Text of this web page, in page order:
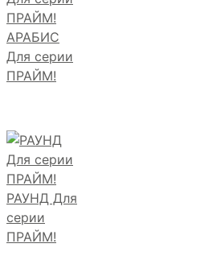
АРАБИС
Для серии
ПРАЙМ!
РАУНД Для
серии
ПРАЙМ!